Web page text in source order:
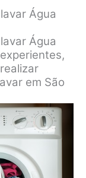
Água
Água
em São